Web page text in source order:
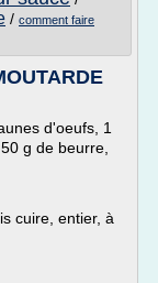
/ comment faire
d'oeufs, 1
g de beurre,
cuire, entier, à